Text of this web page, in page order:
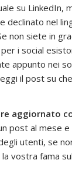
su LinkedIn,
declinato nel
non siete in
i social
appunto nei
il post su
aggiornato
post al mese e
utenti, se
vostra fama